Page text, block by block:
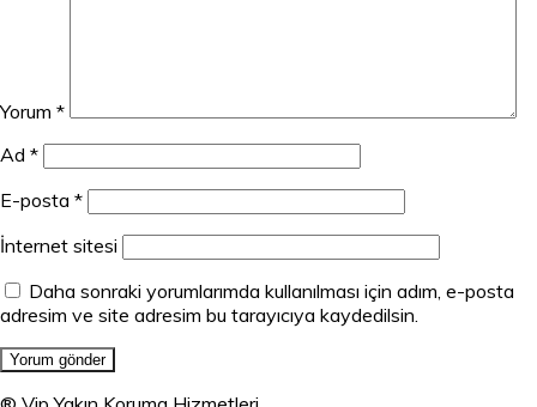
Yorum *
Ad *
E-posta *
İnternet sitesi
Daha sonraki yorumlarımda kullanılması için adım, e-posta
adresim ve site adresim bu tarayıcıya kaydedilsin.